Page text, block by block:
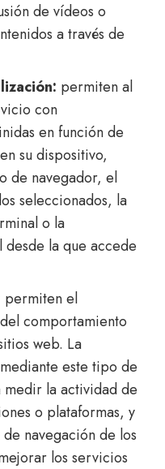
de vídeos o
a través de
permiten al
con
en función de
su dispositivo,
de navegador, el
seleccionados, la
o la
la que accede
permiten el
comportamiento
web. La
este tipo de
la actividad de
o plataformas, y
navegación de los
los servicios